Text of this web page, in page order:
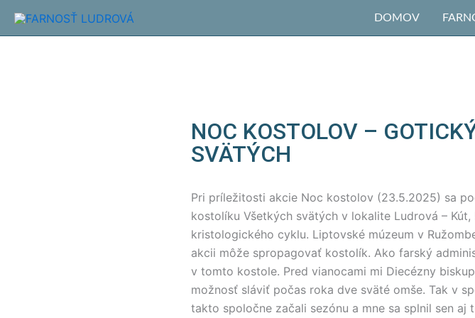
DOMOV
NOC KOSTOLOV –
SVÄTÝCH
Pri príležitosti akcie Noc kostolov (23.5.2025) sa
kostolíku Všetkých svätých v lokalite Ludrová –
kristologického cyklu. Liptovské múzeum v
akcii môže spropagovať kostolík. Ako farský
v tomto kostole. Pred vianocami mi Diecézny
možnosť sláviť počas roka dve sväté omše. Tak v
takto spoločne začali sezónu a mne sa splnil sen